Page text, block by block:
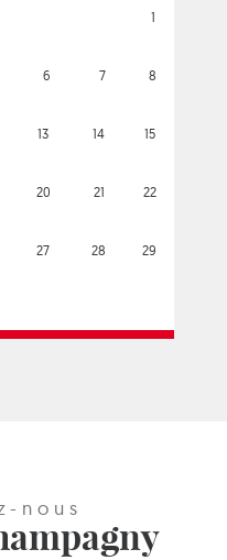
1
6 7 8
13 14 15
20 21 22
27 28 29
nous